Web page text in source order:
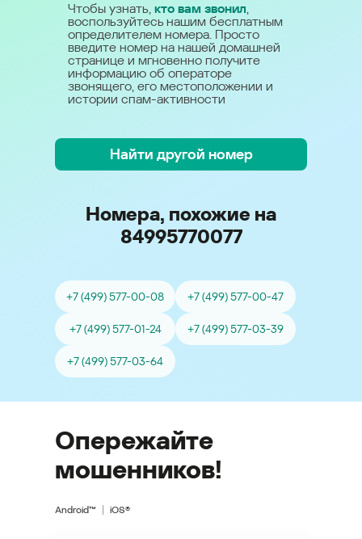
Чтобы узнать, кто вам звонил,
воспользуйтесь нашим бесплатным
определителем номера. Просто
введите номер на нашей домашней
странице и мгновенно получите
информацию об операторе
звонящего, его местоположении и
истории спам-активности
Найти другой номер
Номера, похожие на
84995770077
+7 (499) 577-00-08 +7 (499) 577-00-47
+7 (499) 577-01-24 +7 (499) 577-03-39
+7 (499) 577-03-64
Опережайте
мошенников!
Android™ iOS®